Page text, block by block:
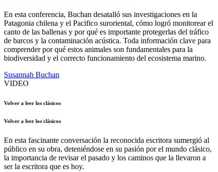
En esta conferencia, Buchan desatalló sus investigaciones en la
Patagonia chilena y el Pacifico suroriental, cómo logró monitorear el
canto de las ballenas y por qué es importante protegerlas del tráfico
de barcos y la contaminación acústica. Toda información clave para
comprender por qué estos animales son fundamentales para la
biodiversidad y el correcto funcionamiento del ecosistema marino.
Susannah Buchan
VIDEO
Volver a leer los clásicos
Volver a leer los clásicos
En esta fascinante conversación la reconocida escritora sumergió al
público en su obra, deteniéndose en su pasión por el mundo clásico,
la importancia de revisar el pasado y los caminos que la llevaron a
ser la escritora que es hoy.